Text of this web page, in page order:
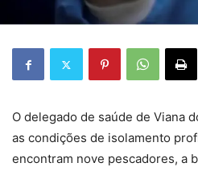
O delegado de saúde de Viana
as condições de isolamento
encontram nove pescadores, a